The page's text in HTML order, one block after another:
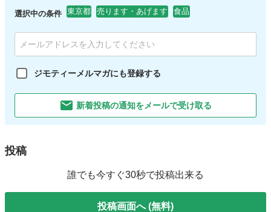
選択中の条件 東京都 売ります・あげます 食品
ジモティーメルマガにも登録する
新着投稿の通知をメールで受け取る
投稿
誰でも今すぐ30秒で投稿出来る
投稿画面へ (無料)